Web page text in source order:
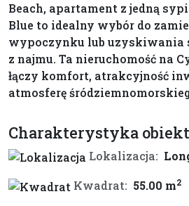
Beach, apartament z jedną
Blue to idealny wybór do
wypoczynku lub uzyskiwania
z najmu. Ta nieruchomość na
łączy komfort, atrakcyjność
atmosferę
Charakterystyka
Lokalizacja:
Kwadrat: 55.00 m2